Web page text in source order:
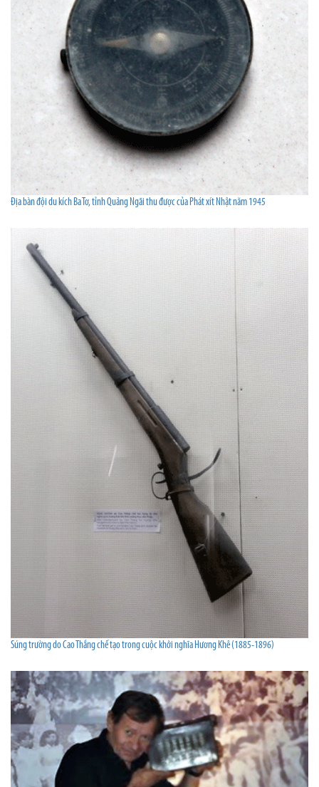
Địa bàn đội du kích Ba Tơ, tỉnh Quảng Ngãi thu được của Phát xít Nhật năm 1945
Súng trường do Cao Thắng chế tạo trong cuộc khởi nghĩa Hương Khê (1885-1896)